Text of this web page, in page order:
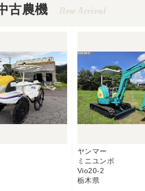
古農機 New Arrival
ヤンマー
ミニユンボ
Vio20-2
栃木県